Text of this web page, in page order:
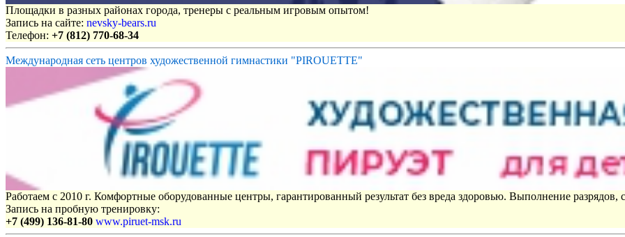
Площадки в разных районах города, тренеры с реальным игровым опытом!
Запись на сайте: nevsky-bears.ru
Телефон: +7 (812) 770-68-34
Международная сеть центров художественной гимнастики "PIROUETTE"
Работаем с 2010 г. Комфортные оборудованные центры, гарантированный результат без вреда здоровью. Выполнение
Запись на пробную тренировку:
+7 (499) 136-81-80 www.piruet-msk.ru